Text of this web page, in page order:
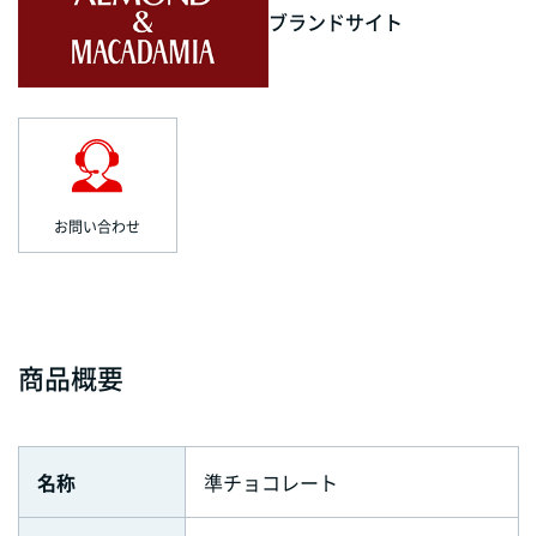
ブランドサイト
お問い合わせ
商品概要
名称 準チョコレート